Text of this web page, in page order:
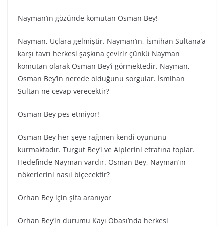
Nayman’ın gözünde komutan Osman Bey!
Nayman, Uçlara gelmiştir. Nayman’ın, İsmihan Sultana’a
karşı tavrı herkesi şaşkına çevirir çünkü Nayman
komutan olarak Osman Bey’i görmektedir. Nayman,
Osman Bey’in nerede olduğunu sorgular. İsmihan
Sultan ne cevap verecektir?
Osman Bey pes etmiyor!
Osman Bey her şeye rağmen kendi oyununu
kurmaktadır. Turgut Bey’i ve Alplerini etrafına toplar.
Hedefinde Nayman vardır. Osman Bey, Nayman’ın
nökerlerini nasıl biçecektir?
Orhan Bey için şifa aranıyor
Orhan Bey’in durumu Kayı Obası’nda herkesi